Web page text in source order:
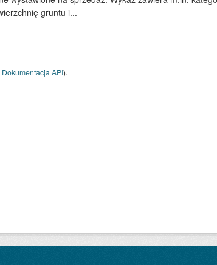
gruntu i...
Dokumentacja API).